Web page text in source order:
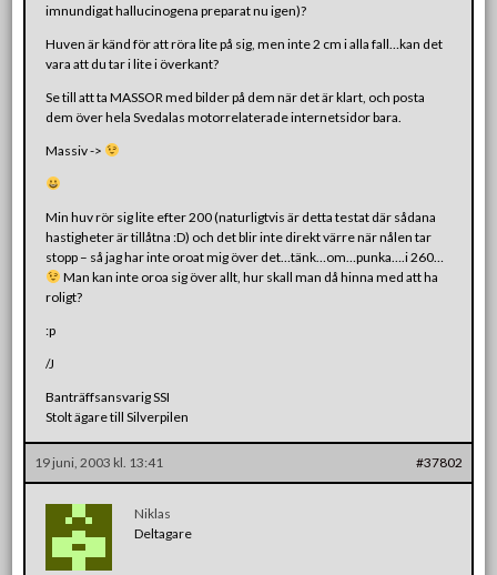
imnundigat hallucinogena preparat nu igen)?
Huven är känd för att röra lite på sig, men inte 2 cm i alla fall…kan det
vara att du tar i lite i överkant?
Se till att ta MASSOR med bilder på dem när det är klart, och posta
dem över hela Svedalas motorrelaterade internetsidor bara.
Massiv ->
Min huv rör sig lite efter 200 (naturligtvis är detta testat där sådana
hastigheter är tillåtna :D) och det blir inte direkt värre när nålen tar
stopp – så jag har inte oroat mig över det…tänk…om…punka….i 260…
Man kan inte oroa sig över allt, hur skall man då hinna med att ha
roligt?
:p
/J
Banträffsansvarig SSI
Stolt ägare till Silverpilen
19 juni, 2003 kl. 13:41 #37802
Niklas
Deltagare